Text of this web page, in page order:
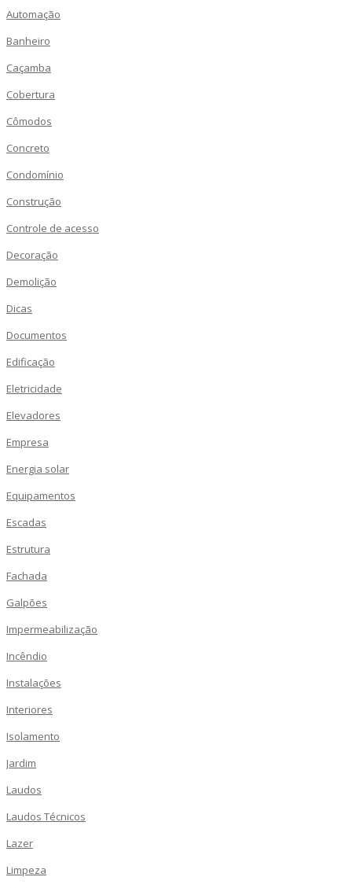
Automação
Banheiro
Caçamba
Cobertura
Cômodos
Concreto
Condomínio
Construção
Controle de acesso
Decoração
Demolição
Dicas
Documentos
Edificação
Eletricidade
Elevadores
Empresa
Energia solar
Equipamentos
Escadas
Estrutura
Fachada
Galpões
Impermeabilização
Incêndio
Instalações
Interiores
Isolamento
Jardim
Laudos
Laudos Técnicos
Lazer
Limpeza